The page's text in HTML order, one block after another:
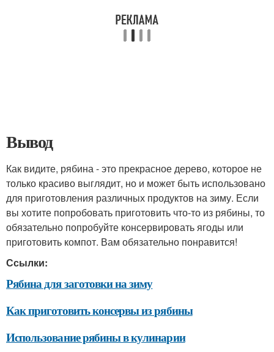
Вывод
Как видите, рябина - это прекрасное дерево, которое не
только красиво выглядит, но и может быть использовано
для приготовления различных продуктов на зиму. Если
вы хотите попробовать приготовить что-то из рябины, то
обязательно попробуйте консервировать ягоды или
приготовить компот. Вам обязательно понравится!
Ссылки:
Рябина для заготовки на зиму
Как приготовить консервы из рябины
Использование рябины в кулинарии